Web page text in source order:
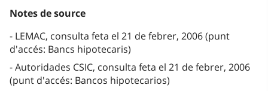
Notes de source
LEMAC, consulta feta el 21 de febrer, 2006 (punt
d'accés: Bancs hipotecaris)
Autoridades CSIC, consulta feta el 21 de febrer, 2006
(punt d'accés: Bancos hipotecarios)